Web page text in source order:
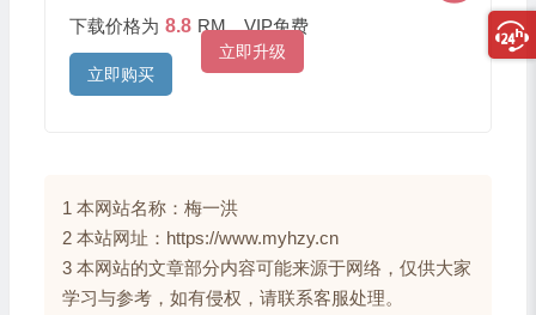
下载价格为 8.8 RM，VIP免费
立即升级
立即购买
1 本网站名称：梅一洪
2 本站网址：https://www.myhzy.cn
3 本网站的文章部分内容可能来源于网络，仅供大家
学习与参考，如有侵权，请联系客服处理。